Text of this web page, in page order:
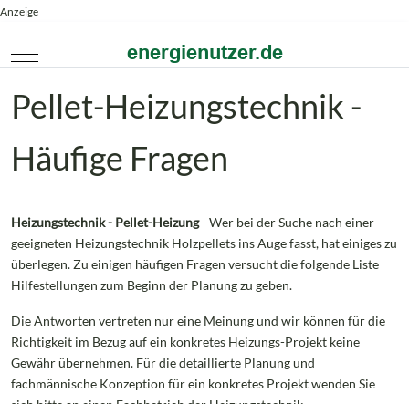
Anzeige
Mobile Menu Toggle
Pellet-Heizungstechnik -
Häufige Fragen
Heizungstechnik - Pellet-Heizung- Wer bei der Suche nach einer
geeigneten Heizungstechnik Holzpellets ins Auge fasst, hat einiges zu
überlegen. Zu einigen häufigen Fragen versucht die folgende Liste
Hilfestellungen zum Beginn der Planung zu geben.
Die Antworten vertreten nur eine Meinung und wir können für die
Richtigkeit im Bezug auf ein konkretes Heizungs-Projekt keine
Gewähr übernehmen. Für die detaillierte Planung und
fachmännische Konzeption für ein konkretes Projekt wenden Sie